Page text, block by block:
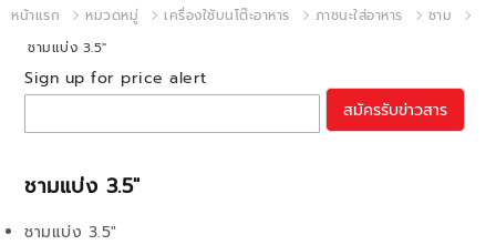
หน้าแรก หมวดหมู่ เครื่องใช้บนโต๊ะอาหาร ภาชนะใส่อาหาร
ชาม
ชามแบ่ง 3.5"
ชามแบ่ง 3.5"
ชามแบ่ง 3.5"
Sign up for price alert
สมัครรับข่าวสาร